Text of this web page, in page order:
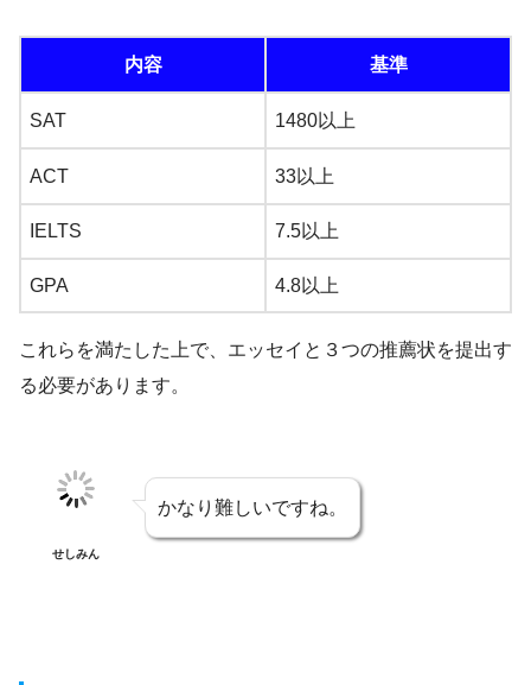
内容 基準
SAT 1480以上
ACT 33以上
IELTS 7.5以上
GPA 4.8以上
これらを満たした上で、エッセイと３つの推薦状を提出す
る必要があります。
せしみん
かなり難しいですね。